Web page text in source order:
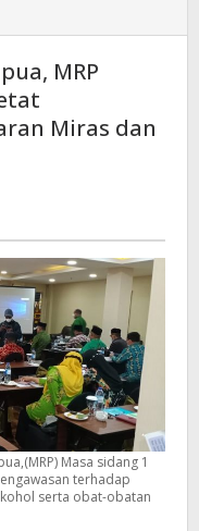
MRP
Miras dan
Masa sidang 1
terhadap
serta obat-obatan